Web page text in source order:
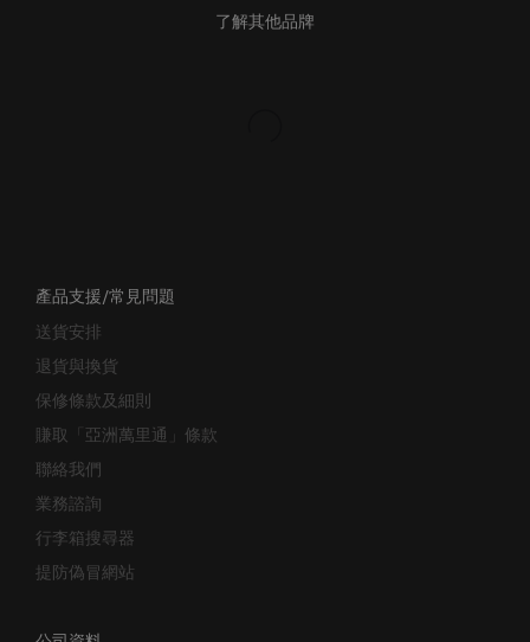
送貨安排
退貨與換貨
保修條款及細則
賺取「亞洲萬里通」條款
聯絡我們
業務諮詢
行李箱搜尋器
提防偽冒網站